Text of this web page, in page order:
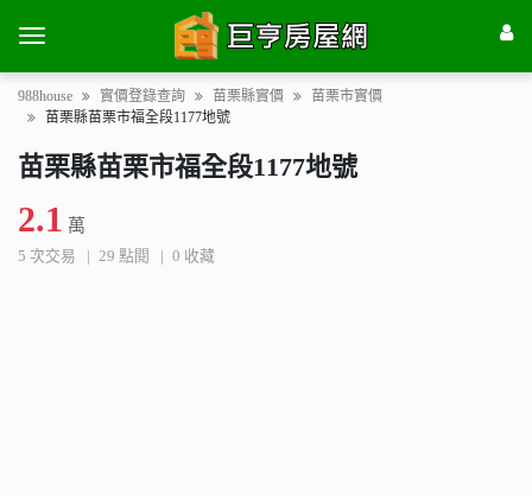
988house 實價登錄查詢 苗栗縣實價
苗栗市實價
苗栗縣苗栗市福全段1177地號
苗栗縣苗栗市福全段1177地號
2.1 萬
5 次交易 29 點閱 0 收藏